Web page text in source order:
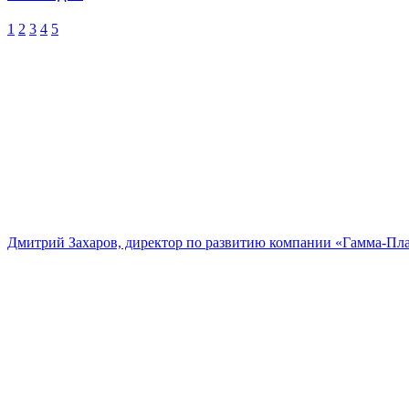
1 2 3 4 5
Дмитрий Захаров, директор по развитию компании «Гамма-